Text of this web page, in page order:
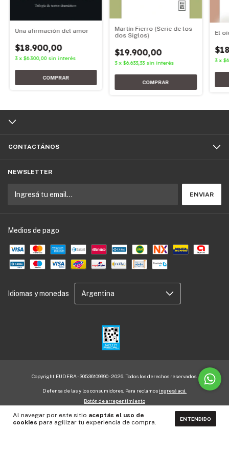
Al navegar por este sitio aceptás el uso de
cookies para agilizar tu experiencia de compra. ENTENDIDO
Una afirmación del amor
$18.900,00
3 x $6.300,00 sin interés
Martín Fierro (Serie de los
dos Siglos)
$19.900,00
3 x$6.633,33 sin interés
El
3 x
CONTACTÁNOS
NEWSLETTER
Medios de pago
Idiomas y monedas
Copyright EUDEBA - 30536109990 - 2026. Todos los derechos reservados.
Defensa de las y los consumidores. Para reclamos ingresá acá.
Botón de arrepentimiento